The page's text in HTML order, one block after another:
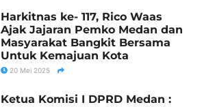
Harkitnas ke- 117, Rico Waas
Ajak Jajaran Pemko Medan dan
Masyarakat Bangkit Bersama
Untuk Kemajuan Kota
20 Mei 2025
Ketua Komisi I DPRD Medan :